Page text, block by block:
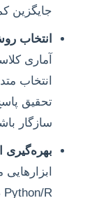
جایگزین
انتخاب
آماری
انتخاب
تحقیق
سازگار
بهره‌گیری